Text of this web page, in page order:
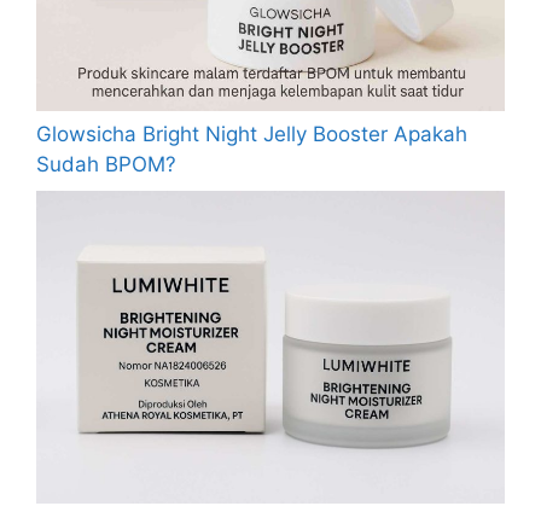
Glowsicha Bright Night Jelly Booster Apakah
Sudah BPOM?